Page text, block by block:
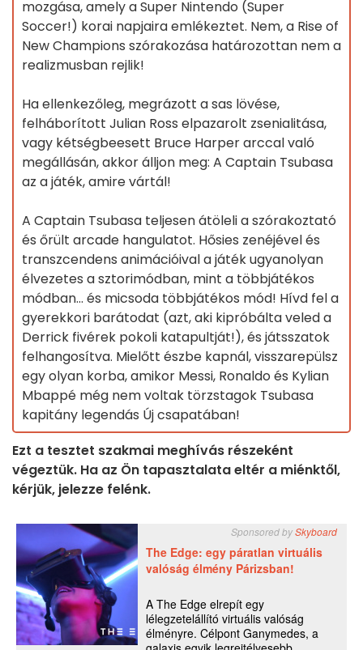
mozgása, amely a Super Nintendo (Super
Soccer!) korai napjaira emlékeztet. Nem, a Rise of
New Champions szórakozása határozottan nem a
realizmusban rejlik!
Ha ellenkezőleg, megrázott a sas lövése,
felháborított Julian Ross elpazarolt zsenialitása,
vagy kétségbeesett Bruce Harper arccal való
megállásán, akkor álljon meg: A Captain Tsubasa
az a játék, amire vártál!
A Captain Tsubasa teljesen átöleli a szórakoztató
és őrült arcade hangulatot. Hősies zenéjével és
transzcendens animációival a játék ugyanolyan
élvezetes a sztorimódban, mint a többjátékos
módban... és micsoda többjátékos mód! Hívd fel a
gyerekkori barátodat (azt, aki kipróbálta veled a
Derrick fivérek pokoli katapultját!), és játsszatok
felhangosítva. Mielőtt észbe kapnál, visszarepülsz
egy olyan korba, amikor Messi, Ronaldo és Kylian
Mbappé még nem voltak törzstagok Tsubasa
kapitány legendás Új csapatában!
Ezt a tesztet szakmai meghívás részeként
végeztük. Ha az Ön tapasztalata eltér a miénktől,
kérjük, jelezze felénk.